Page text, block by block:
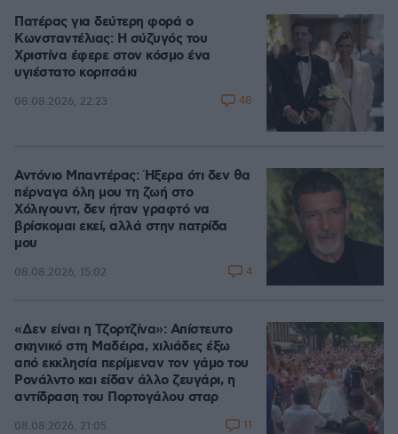
Πατέρας για δεύτερη φορά ο
Κωνσταντέλιας: Η σύζυγός του
Χριστίνα έφερε στον κόσμο ένα
υγιέστατο κοριτσάκι
08.08.2026, 22:23 48
Αντόνιο Μπαντέρας: Ήξερα ότι δεν θα
πέρναγα όλη μου τη ζωή στο
Χόλιγουντ, δεν ήταν γραφτό να
βρίσκομαι εκεί, αλλά στην πατρίδα
μου
08.08.2026, 15:02 4
«Δεν είναι η Τζορτζίνα»: Απίστευτο
σκηνικό στη Μαδέιρα, χιλιάδες έξω
από εκκλησία περίμεναν τον γάμο του
Ρονάλντο και είδαν άλλο ζευγάρι, η
αντίδραση του Πορτογάλου σταρ
08.08.2026, 21:05 11